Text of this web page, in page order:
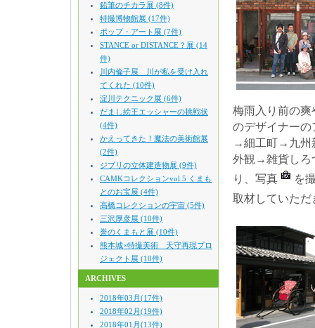
鉛筆のチカラ展 (8件)
特撮博物館展 (17件)
ポップ・アート展 (7件)
STANCE or DISTANCE？展 (14
件)
川内倫子展 川が私を受け入れ
てくれた (10件)
淀川テクニック展 (6件)
だまし絵王エッシャーの挑戦状
(4件)
かえってきた！魔法の美術館展
(2件)
ジブリの立体建造物展 (9件)
CAMKコレクションvol.5 くまも
とのお宝展 (4件)
高橋コレクションの宇宙 (5件)
三沢厚彦展 (10件)
誉のくまもと展 (10件)
熊本城×特撮美術 天守再現プロ
ジェクト展 (10件)
ARCHIVES
2018年03月(17件)
2018年02月(19件)
2018年01月(13件)
梅雨入り前の
のデザイナー
→細工町→九州
外観→雑貨しろ
り、写真
を
取材していただ